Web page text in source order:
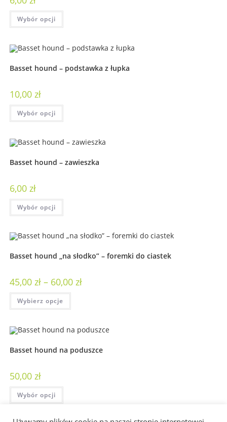
Wybór opcji
Basset hound – podstawka z łupka
10,00 zł
Wybór opcji
Basset hound – zawieszka
6,00 zł
Wybór opcji
Basset hound „na słodko” – foremki do ciastek
45,00 zł – 60,00 zł
Wybierz opcje
Basset hound na poduszce
50,00 zł
Wybór opcji